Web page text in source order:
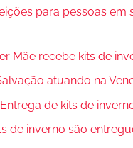
para pessoas em
Mãe recebe kits de
atuando na
Entrega de kits de
de inverno são